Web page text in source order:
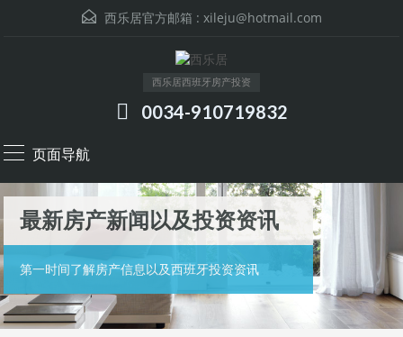
西乐居官方邮箱 : xileju@hotmail.com
西乐居西班牙房产投资
0034-910719832
页面导航
最新房产新闻以及投资资讯
第一时间了解房产信息以及西班牙投资资讯